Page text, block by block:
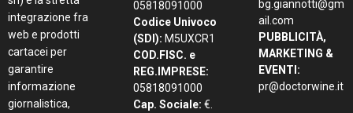
integrazione fra
web e prodotti
cartacei per
garantire
informazione
giornalistica,
05818091000
Codice Univoco
(SDI): M5UXCR1
COD.FISC. e
REG.IMPRESE:
05818091000
Cap. Sociale: €.
bg.giannotti@gm
ail.com
PUBBLICITÀ,
MARKETING &
EVENTI:
pr@doctorwine.it